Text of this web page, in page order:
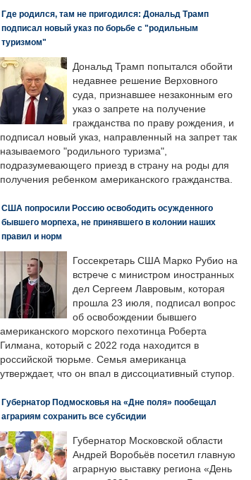
Где родился, там не пригодился: Дональд Трамп
подписал новый указ по борьбе с "родильным
туризмом"
Дональд Трамп попытался обойти
недавнее решение Верховного
суда, признавшее незаконным его
указ о запрете на получение
гражданства по праву рождения, и
подписал новый указ, направленный на запрет так
называемого "родильного туризма",
подразумевающего приезд в страну на роды для
получения ребенком американского гражданства.
США попросили Россию освободить осужденного
бывшего морпеха, не принявшего в колонии наших
правил и норм
Госсекретарь США Марко Рубио на
встрече с министром иностранных
дел Сергеем Лавровым, которая
прошла 23 июля, подписал вопрос
об освобождении бывшего
американского морского пехотинца Роберта
Гилмана, который с 2022 года находится в
российской тюрьме. Семья американца
утверждает, что он впал в диссоциативный ступор.
Губернатор Подмосковья на «Дне поля» пообещал
аграриям сохранить все субсидии
Губернатор Московской области
Андрей Воробьёв посетил главную
аграрную выставку региона «День